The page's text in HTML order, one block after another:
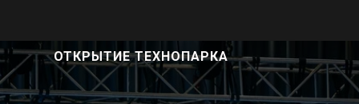
ОТКРЫТИЕ ТЕХНОПАРКА